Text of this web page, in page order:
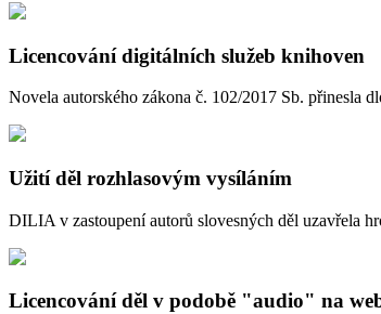
Licencování digitálních služeb knihoven
Novela autorského zákona č. 102/2017 Sb. přinesla
Užití děl rozhlasovým vysíláním
DILIA v zastoupení autorů slovesných děl uzavřela
Licencování děl v podobě "audio" na